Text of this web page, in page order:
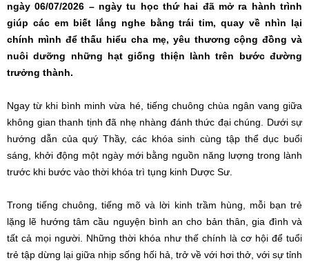
ngày 06/07/2026 – ngày tu học thứ hai đã mở ra hành trình
giúp các em biết lắng nghe bằng trái tim, quay về nhìn lại
chính mình để thấu hiểu cha mẹ, yêu thương cộng đồng và
nuôi dưỡng những hạt giống thiện lành trên bước đường
trưởng thành.
Ngay từ khi bình minh vừa hé, tiếng chuông chùa ngân vang giữa
không gian thanh tịnh đã nhẹ nhàng đánh thức đại chúng. Dưới sự
hướng dẫn của quý Thầy, các khóa sinh cùng tập thể dục buổi
sáng, khởi động một ngày mới bằng nguồn năng lượng trong lành
trước khi bước vào thời khóa trì tụng kinh Dược Sư.
Trong tiếng chuông, tiếng mõ và lời kinh trầm hùng, mỗi bạn trẻ
lặng lẽ hướng tâm cầu nguyện bình an cho bản thân, gia đình và
tất cả mọi người. Những thời khóa như thế chính là cơ hội để tuổi
trẻ tập dừng lại giữa nhịp sống hối hả, trở về với hơi thở, với sự tỉnh